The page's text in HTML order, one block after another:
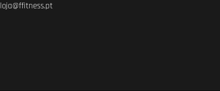
loja@ffitness.pt